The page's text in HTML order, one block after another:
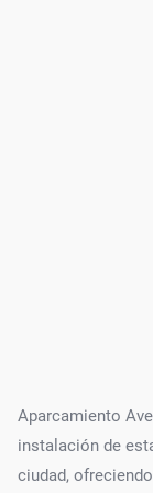
Aparcamiento
instalación de
ciudad,